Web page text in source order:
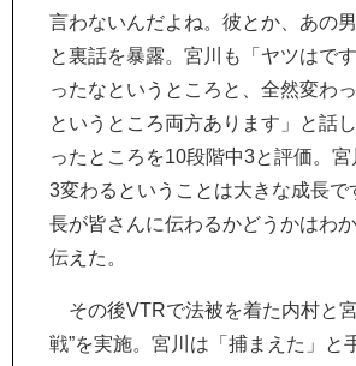
言わないんだよね。彼とか、あの男
と裏話を暴露。宮川も「ヤツはで
ったなというところと、全然変わ
というところ両方あります」と話
ったところを10段階中3と評価。
3変わるということは大きな成長で
長が皆さんに伝わるかどうかはわ
伝えた。
その後VTRで法被を着た内村と
戦”を実施。宮川は「捕まえた」と